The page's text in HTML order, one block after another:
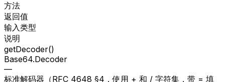
方法
返回值
输入类型
说明
getDecoder()
Base64.Decoder
—
标准解码器（RFC 4648 §4，使用 + 和 / 字符集，带 = 填